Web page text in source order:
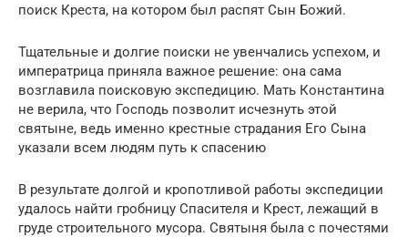
поиск Креста, на котором был распят Сын Божий.
Тщательные и долгие поиски не увенчались успехом, и
императрица приняла важное решение: она сама
возглавила поисковую экспедицию. Мать Константина
не верила, что Господь позволит исчезнуть этой
святыне, ведь именно крестные страдания Его Сына
указали всем людям путь к спасению
В результате долгой и кропотливой работы экспедиции
удалось найти гробницу Спасителя и Крест, лежащий в
груде строительного мусора. Святыня была с почестями